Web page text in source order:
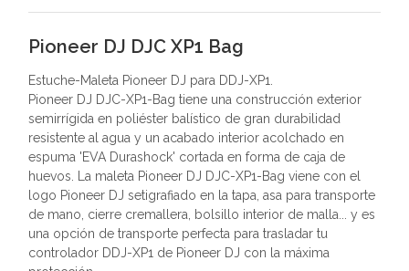
Pioneer DJ DJC XP1 Bag
Estuche-Maleta Pioneer DJ para DDJ-XP1.
Pioneer DJ DJC-XP1-Bag tiene una construcción exterior
semirrígida en poliéster balístico de gran durabilidad
resistente al agua y un acabado interior acolchado en
espuma 'EVA Durashock' cortada en forma de caja de
huevos. La maleta Pioneer DJ DJC-XP1-Bag viene con el
logo Pioneer DJ setigrafiado en la tapa, asa para transporte
de mano, cierre cremallera, bolsillo interior de malla... y es
una opción de transporte perfecta para trasladar tu
controlador DDJ-XP1 de Pioneer DJ con la máxima